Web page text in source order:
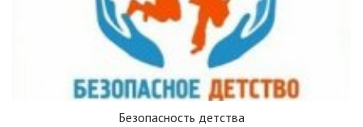
Безопасность детства